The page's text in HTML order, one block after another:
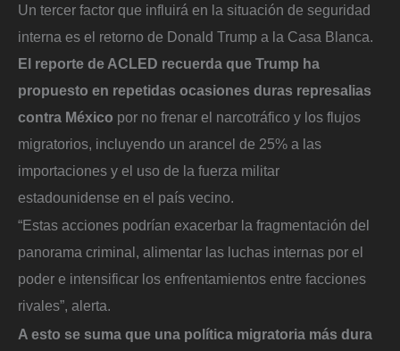
Un tercer factor que influirá en la situación de seguridad
interna es el retorno de Donald Trump a la Casa Blanca.
El reporte de ACLED recuerda que Trump ha
propuesto en repetidas ocasiones duras represalias
contra México por no frenar el narcotráfico y los flujos
migratorios, incluyendo un arancel de 25% a las
importaciones y el uso de la fuerza militar
estadounidense en el país vecino.
“Estas acciones podrían exacerbar la fragmentación del
panorama criminal, alimentar las luchas internas por el
poder e intensificar los enfrentamientos entre facciones
rivales”, alerta.
A esto se suma que una política migratoria más dura